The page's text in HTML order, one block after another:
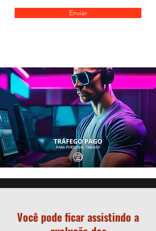
Enviar
Você pode ficar assistindo a